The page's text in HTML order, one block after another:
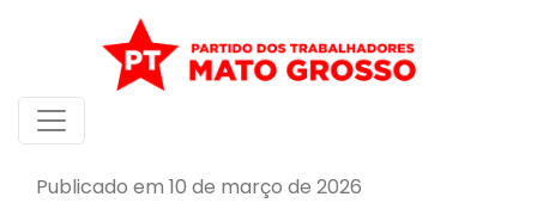
Publicado em 10 de março de 2026